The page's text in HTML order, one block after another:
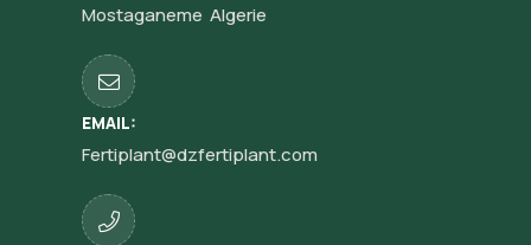
Mostaganeme Algerie
EMAIL:
Fertiplant@dzfertiplant.com